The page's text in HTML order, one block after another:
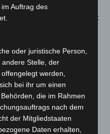
Tigermücken-
Niedersachsen entdeckt
der Begegnung“ in
schnell eingedämmt
21 neue
starten beim Roten
Auftrag des
oder juristische Person,
Stelle, der
werden,
bei ihr um einen
die im Rahmen
nach dem
der Mitgliedstaaten
Daten erhalten,